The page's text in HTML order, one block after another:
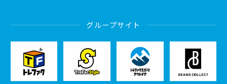
グループサイト